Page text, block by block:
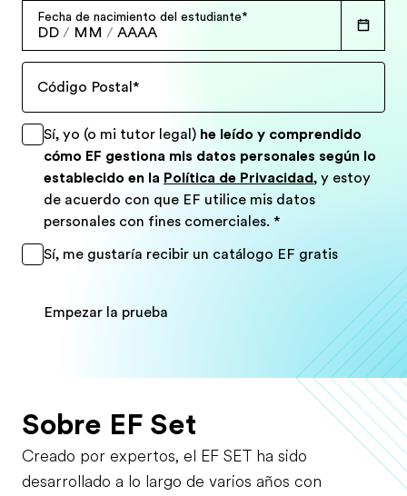
Fecha de nacimiento del estudiante*
DD / MM / AAAA
Código Postal *
Sí, yo (o mi tutor legal) he leído y comprendido
cómo EF gestiona mis datos personales según lo
establecido en la Política de Privacidad, y estoy
de acuerdo con que EF utilice mis datos
personales con fines comerciales. *
Sí, me gustaría recibir un catálogo EF gratis
Empezar la prueba
Sobre EF Set
Creado por expertos, el EF SET ha sido
desarrollado a lo largo de varios años con